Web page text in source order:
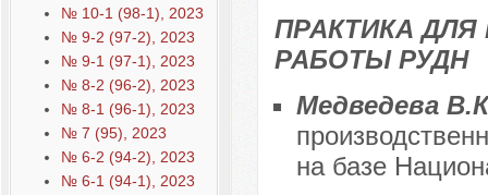
№ 10-1 (98-1), 2023
№ 9-2 (97-2), 2023
№ 9-1 (97-1), 2023
№ 8-2 (96-2), 2023
№ 8-1 (96-1), 2023
№ 7 (95), 2023
№ 6-2 (94-2), 2023
№ 6-1 (94-1), 2023
ПРАКТИКА
РАБОТЫ РУДН
Медведева
на базе